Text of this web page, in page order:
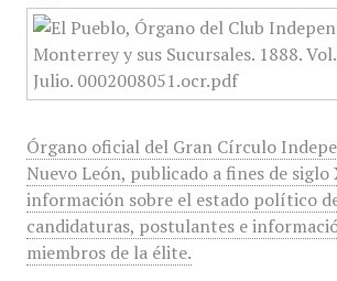
Órgano oficial del Gran Círculo
Nuevo León, publicado a fines de
información sobre el estado político
candidaturas, postulantes e
miembros de la élite.